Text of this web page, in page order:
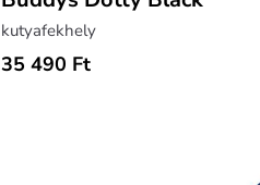
kutyafekhely
35 490 Ft